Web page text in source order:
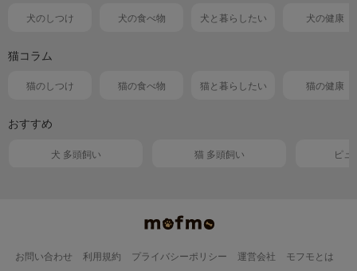
犬のしつけ 犬の食べ物 犬と暮らしたい 犬の健康
猫コラム
猫のしつけ 猫の食べ物 猫と暮らしたい 猫の健康
おすすめ
犬 多頭飼い 猫 多頭飼い ピュ
お問い合わせ 利用規約 プライバシーポリシー 運営会社 モフモとは